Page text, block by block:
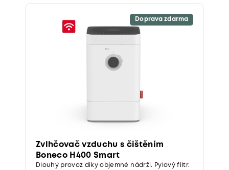
Doprava zdarma
Zvlhčovač vzduchu s čištěním
Boneco H400 Smart
Dlouhý provoz díky objemné nádrži. Pylový filtr.